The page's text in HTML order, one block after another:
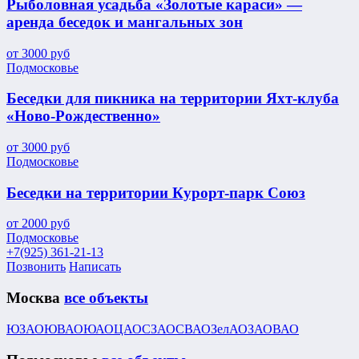
Рыболовная усадьба «Золотые караси» —
аренда беседок и мангальных зон
от 3000 руб
Подмосковье
Беседки для пикника на территории Яхт-клуба
«Ново-Рождественно»
от 3000 руб
Подмосковье
Беседки на территории Курорт-парк Союз
от 2000 руб
Подмосковье
+7(925) 361-21-13
Позвонить Написать
Москва все объекты
ЮЗАОЮВАОЮАОЦАОСЗАОСВАОЗелАОЗАОВАО